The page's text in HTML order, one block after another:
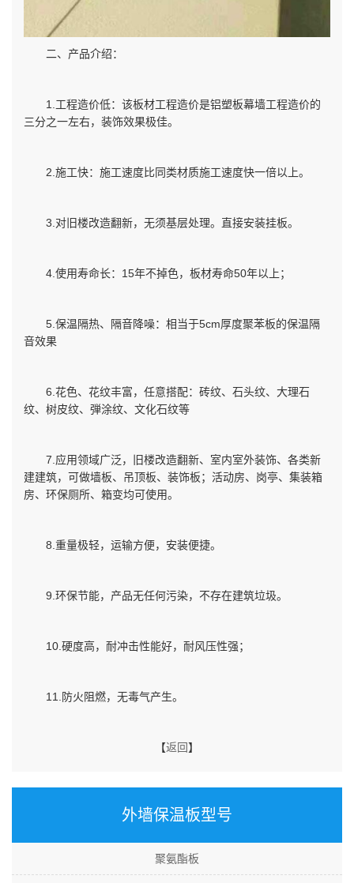
二、产品介绍：
1.工程造价低：该板材工程造价是铝塑板幕墙工程造价的
三分之一左右，装饰效果极佳。
2.施工快：施工速度比同类材质施工速度快一倍以上。
3.对旧楼改造翻新，无须基层处理。直接安装挂板。
4.使用寿命长：15年不掉色，板材寿命50年以上；
5.保温隔热、隔音降噪：相当于5cm厚度聚苯板的保温隔
音效果
6.花色、花纹丰富，任意搭配：砖纹、石头纹、大理石
纹、树皮纹、弾涂纹、文化石纹等
7.应用领域广泛，旧楼改造翻新、室内室外装饰、各类新
建建筑，可做墙板、吊顶板、装饰板；活动房、岗亭、集装箱
房、环保厕所、箱变均可使用。
8.重量极轻，运输方便，安装便捷。
9.环保节能，产品无任何污染，不存在建筑垃圾。
10.硬度高，耐冲击性能好，耐风压性强；
11.防火阻燃，无毒气产生。
【返回】
外墙保温板型号
聚氨酯板